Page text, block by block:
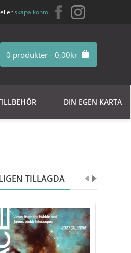
skapa konto.
0 produkter - 0,00kr
DIN EGEN KARTA
TILLAGDA